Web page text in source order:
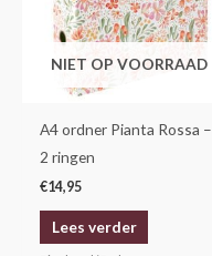
NIET OP VOORRAAD
A4 ordner Pianta Rossa –
2 ringen
€14,95
Lees verder